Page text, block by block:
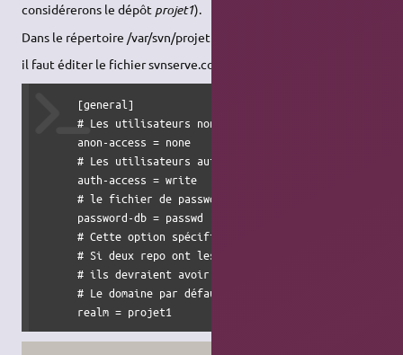
considérerons le dépôt projet1).
Dans le répertoire /var/svn/projet1/conf/
il faut éditer le fichier svnserve.conf avec au minimum :
      [general]
      # Les utilisateurs non auth : none/read/write
      anon-access = none
      # Les utilisateurs auth : none/read/write
      auth-access = write
      # le fichier de password
      password-db = passwd
# Cette option spécifie l'authentification du
# Si deux repo ont les mêmes référentiels
# ils devraient avoir le même mot de passe de base
      # Le domaine par défaut est le référentiel uuid.
      realm = projet1